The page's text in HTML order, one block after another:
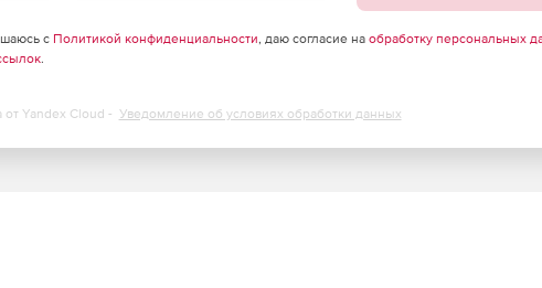
с Политикой конфиденциальности, даю согласие на обработку персональных
.
Yandex Cloud - Уведомление об условиях обработки данных